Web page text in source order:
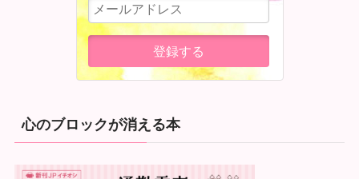
心のブロックが消える本